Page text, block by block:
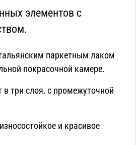
элементов с
паркетным лаком
покрасочной камере.
в три слоя, с промежуточной
и красивое